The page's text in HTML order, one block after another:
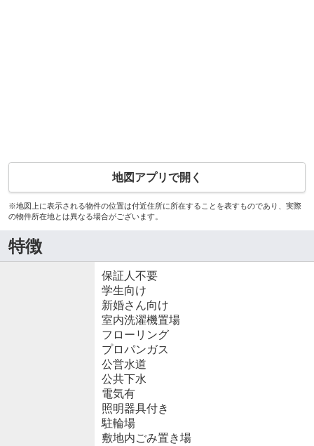
地図アプリで開く
※地図上に表示される物件の位置は付近住所に所在することを表すものであり、実際
の物件所在地とは異なる場合がございます。
特徴
保証人不要
学生向け
新婚さん向け
室内洗濯機置場
フローリング
プロパンガス
公営水道
公共下水
電気有
照明器具付き
駐輪場
敷地内ごみ置き場